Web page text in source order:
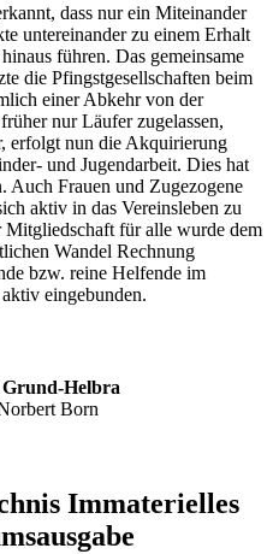
dass nur ein Miteinander
untereinander zu einem Erhalt
führen. Das gemeinsame
die Pfingstgesellschaften beim
einer Abkehr von der
nur Läufer zugelassen,
erfolgt nun die Akquirierung
und Jugendarbeit. Dies hat
Auch Frauen und Zugezogene
aktiv in das Vereinsleben zu
für alle wurde dem
Wandel Rechnung
bzw. reine Helfende im
eingebunden.
Grund-Helbra
Born
Immaterielles